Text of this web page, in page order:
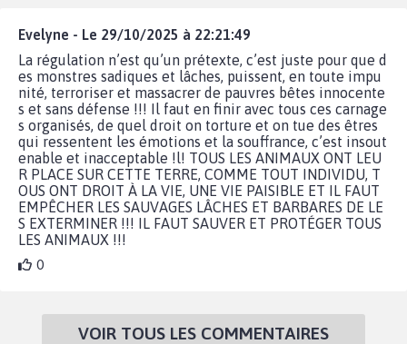
Evelyne - Le 29/10/2025 à 22:21:49
La régulation n’est qu’un prétexte, c’est juste pour que d
es monstres sadiques et lâches, puissent, en toute impu
nité, terroriser et massacrer de pauvres bêtes innocente
s et sans défense !!! Il faut en finir avec tous ces carnage
s organisés, de quel droit on torture et on tue des êtres
qui ressentent les émotions et la souffrance, c’est insout
enable et inacceptable !l! TOUS LES ANIMAUX ONT LEU
R PLACE SUR CETTE TERRE, COMME TOUT INDIVIDU, T
OUS ONT DROIT À LA VIE, UNE VIE PAISIBLE ET IL FAUT
EMPÊCHER LES SAUVAGES LÂCHES ET BARBARES DE LE
S EXTERMINER !!! IL FAUT SAUVER ET PROTÉGER TOUS
LES ANIMAUX !!!
0
VOIR TOUS LES COMMENTAIRES